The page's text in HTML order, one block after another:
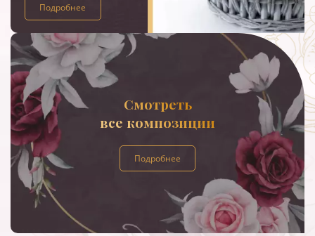
Подробнее
Смотреть
все композиции
Подробнее